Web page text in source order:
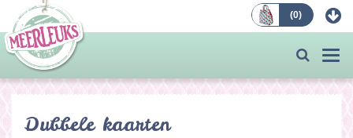
(0)
Dubbele kaarten